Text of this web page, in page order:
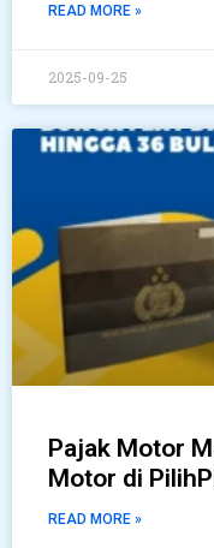
READ MORE »
2025-09-25
Pajak Motor
Motor di
READ MORE »